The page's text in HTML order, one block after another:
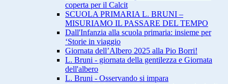
coperta per il Calcit
SCUOLA PRIMARIA L. BRUNI –
MISURIAMO IL PASSARE DEL TEMPO
Dall'Infanzia alla scuola primaria: insieme per
‘Storie in viaggio
Giornata dell’Albero 2025 alla Pio Borri!
L. Bruni - giornata della gentilezza e Giornata
dell'albero
L. Bruni - Osservando si impara